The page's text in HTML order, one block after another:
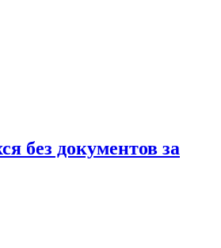
без документов за